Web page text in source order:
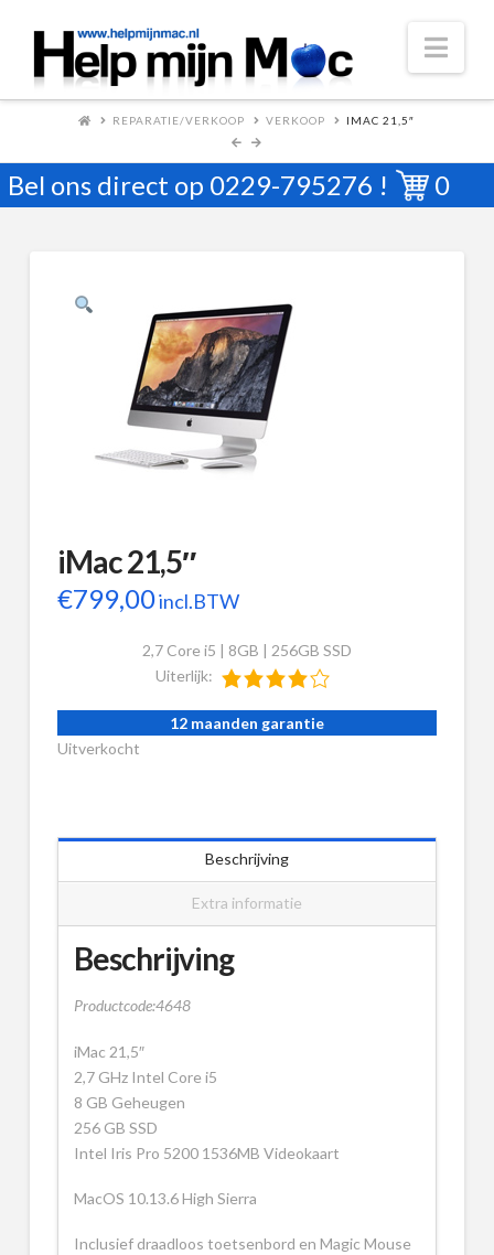
REPARATIE/VERKOOP VERKOOP IMAC 21,5″
Bel ons direct op 0229-795276 ! 0
iMac 21,5″
€799,00incl.BTW
2,7 Core i5 | 8GB | 256GB SSD
Uiterlijk:
12 maanden garantie
Uitverkocht
Beschrijving
Extra informatie
Beschrijving
Productcode:4648
iMac 21,5″
2,7 GHz Intel Core i5
8 GB Geheugen
256 GB SSD
Intel Iris Pro 5200 1536MB Videokaart
MacOS 10.13.6 High Sierra
Inclusief draadloos toetsenbord en Magic Mouse